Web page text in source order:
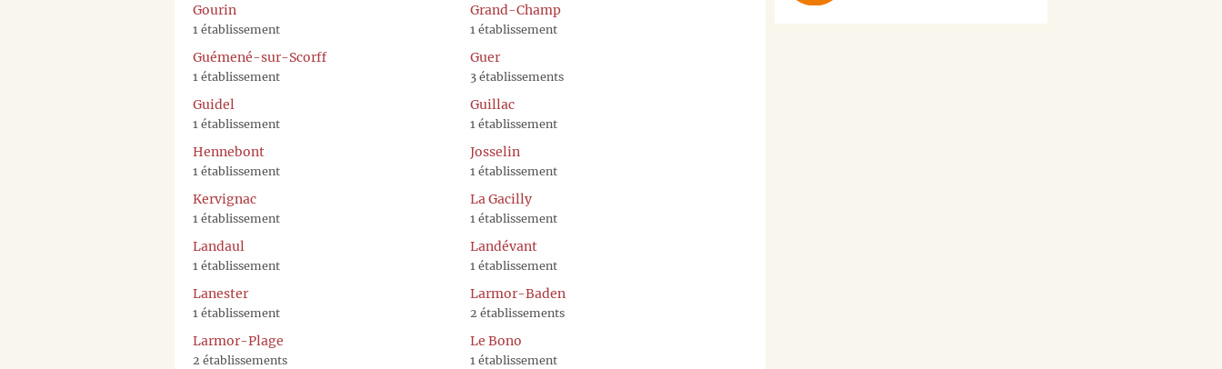
Gourin
1 établissement
Grand-Champ
1 établissement
Guémené-sur-Scorff
1 établissement
Guer
3 établissements
Guidel
1 établissement
Guillac
1 établissement
Hennebont
1 établissement
Josselin
1 établissement
Kervignac
1 établissement
La Gacilly
1 établissement
Landaul
1 établissement
Landévant
1 établissement
Lanester
1 établissement
Larmor-Baden
2 établissements
Larmor-Plage
2 établissements
Le Bono
1 établissement